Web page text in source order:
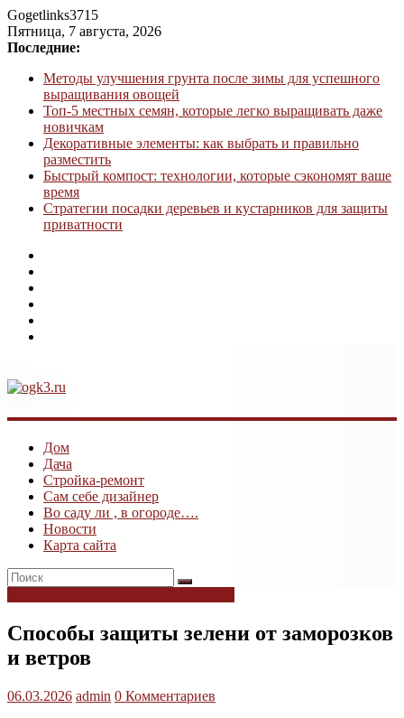
Gogetlinks3715
Пятница, 7 августа, 2026
Последние:
Методы улучшения грунта после зимы для успешного
выращивания овощей
Топ-5 местных семян, которые легко выращивать даже
новичкам
Декоративные элементы: как выбрать и правильно
разместить
Быстрый компост: технологии, которые сэкономят ваше
время
Стратегии посадки деревьев и кустарников для защиты
приватности
ogk3.ru
Дом
дача
Дом
Дача
Стройка-ремонт
Сам себе дизайнер
Во саду ли , в огороде….
Новости
Карта сайта
Способы защиты зелени от заморозков
и ветров
06.03.2026 admin 0 Комментариев